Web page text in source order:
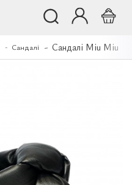
Сандалі Сандалі Miu Miu